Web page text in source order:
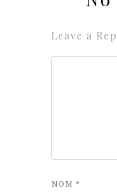
Leave a
NOM *